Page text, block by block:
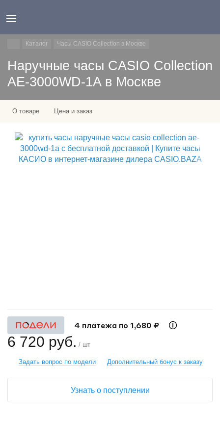
Каталог Часы CASIO Collection в Москве
Наручные часы CASIO Collection
AE-3000WD-1A в Москве
О товаре Цена и заказ
4 платежа по 1,680 ₽
6 720 руб. / шт
Задать вопрос по модели Дополнительный бонус к заказу
Узнать о поступлении